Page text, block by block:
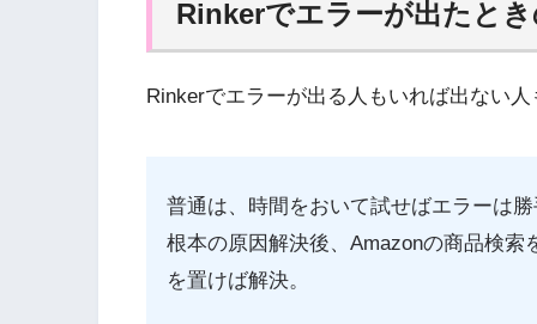
Rinkerでエラーが出たと
Rinkerでエラーが出る人もいれば出ない
普通は、時間をおいて試せばエラーは
根本の原因解決後、Amazonの商品検
を置けば解決。